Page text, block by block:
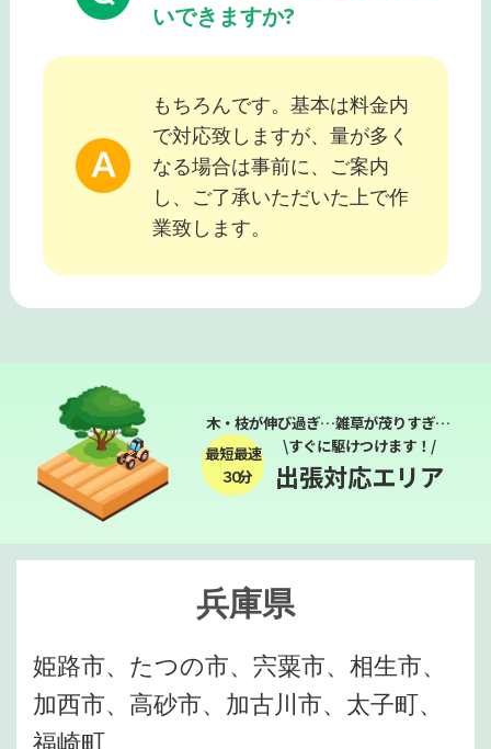
いできますか?
もちろんです。基本は料金内
で対応致しますが、量が多く
なる場合は事前に、ご案内
し、ご了承いただいた上で作
業致します。
木・枝が伸び過ぎ…雑草が茂りすぎ…
最短最速
３０分
\すぐに駆けつけます！/
出張対応エリア
兵庫県
姫路市、たつの市、宍粟市、相生市、
加西市、高砂市、加古川市、太子町、
福崎町